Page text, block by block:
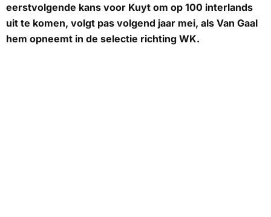
eerstvolgende kans voor Kuyt om op 100 interlands
uit te komen, volgt pas volgend jaar mei, als Van Gaal
hem opneemt in de selectie richting WK.